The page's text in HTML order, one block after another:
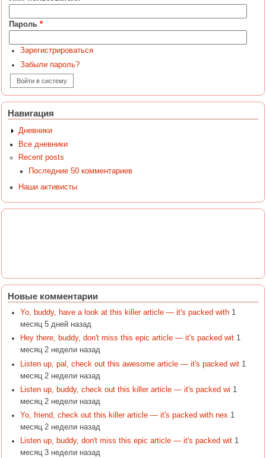
Пароль *
Зарегистрироваться
Забыли пароль?
Навигация
Дневники
Все дневники
Recent posts
Последние 50 комментариев
Наши активисты
Новые комментарии
Yo, buddy, have a look at this killer article — it's packed with 1
месяц 5 дней назад
Hey there, buddy, don't miss this epic article — it's packed wit 1
месяц 2 недели назад
Listen up, pal, check out this awesome article — it's packed wit 1
месяц 2 недели назад
Listen up, buddy, check out this killer article — it's packed wi 1
месяц 2 недели назад
Yo, friend, check out this killer article — it's packed with nex 1
месяц 2 недели назад
Listen up, buddy, don't miss this epic article — it's packed wit 1
месяц 3 недели назад